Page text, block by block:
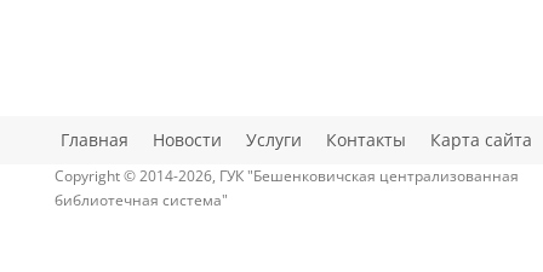
Главная Новости Услуги Контакты Карта сайта
Copyright © 2014-2026, ГУК "Бешенковичская централизованная
библиотечная система"